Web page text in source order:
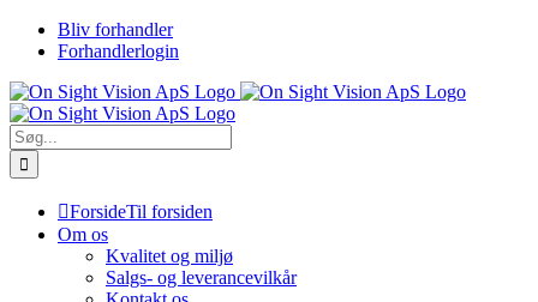
Skip
Bliv forhandler
Forhandlerlogin
Søg
efter:
ForsideTil forsiden
Om os
Kvalitet og miljø
Salgs- og leverancevilkår